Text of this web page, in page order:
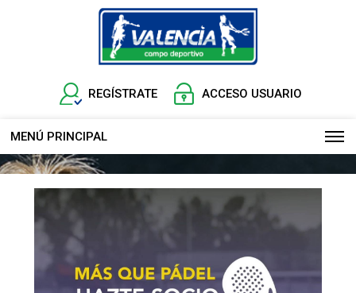
REGÍSTRATE ACCESO USUARIO
MENÚ PRINCIPAL